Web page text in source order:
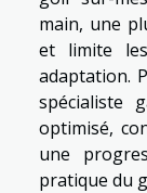
main, une
et limite
adaptation.
spécialiste
optimisé,
une
pratique du